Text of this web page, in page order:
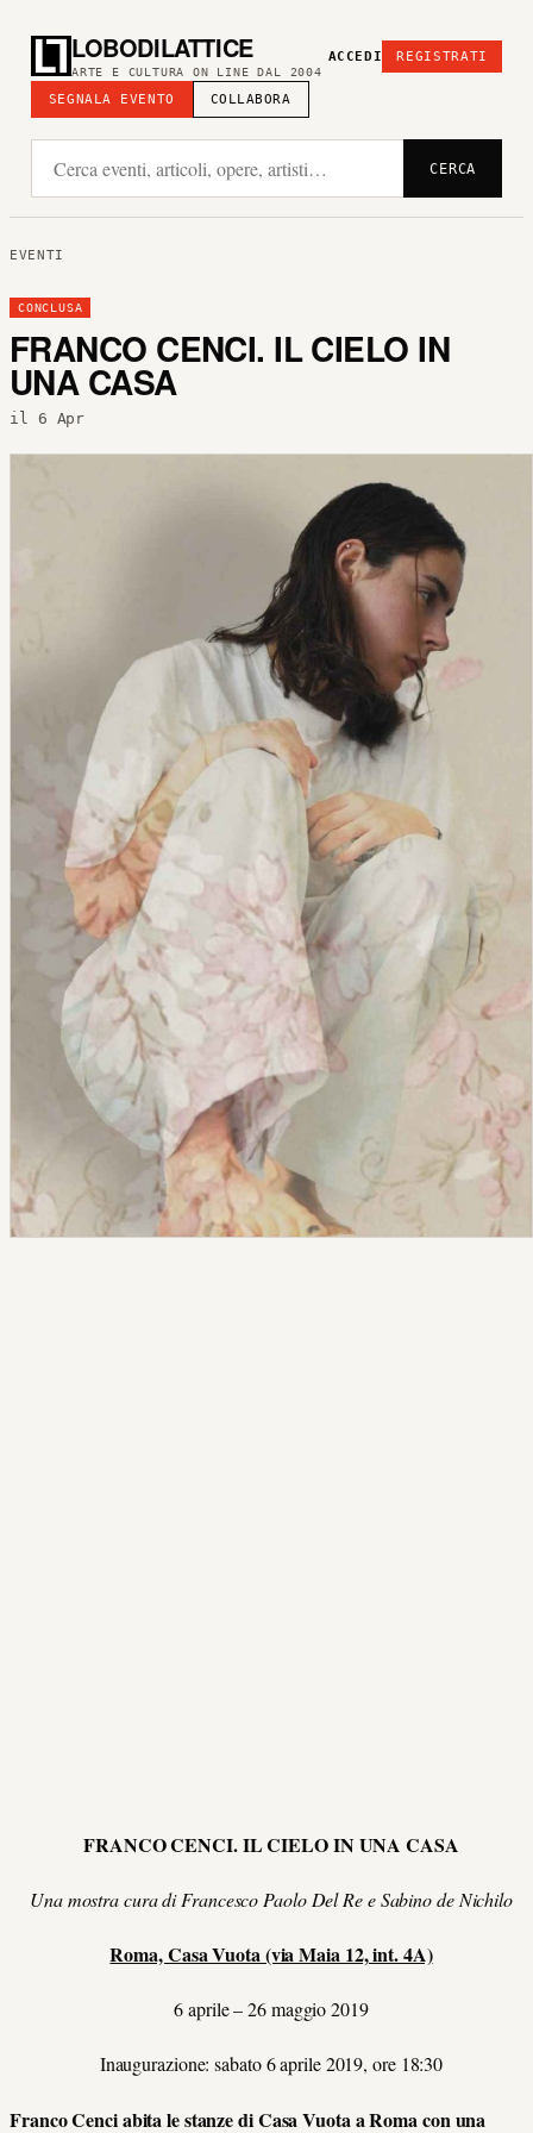
LOBODILATTICE
ARTE E CULTURA ON LINE DAL 2004
SEGNALA EVENTO COLLABORA
ACCEDI REGISTRATI
CERCA
EVENTI
CONCLUSA
FRANCO CENCI. IL CIELO IN
UNA CASA
il 6 Apr
FRANCO CENCI. IL CIELO IN UNA CASA
Una mostra cura di Francesco Paolo Del Re e Sabino de Nichilo
Roma, Casa Vuota (via Maia 12, int. 4A)
6 aprile – 26 maggio 2019
Inaugurazione: sabato 6 aprile 2019, ore 18:30
Franco Cenci abita le stanze di Casa Vuota a Roma con una